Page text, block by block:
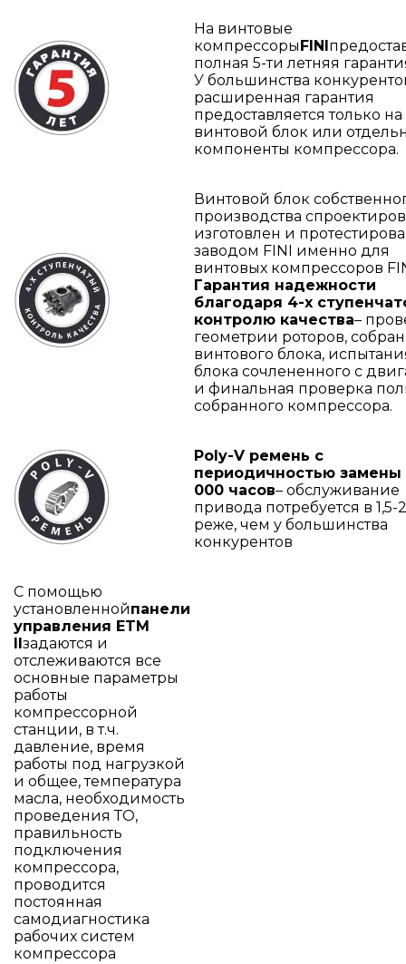
На винтовые
компрессорыFINI
полная 5-ти летняя
У большинства
расширенная гарантия
предоставляется только на
винтовой блок или
компоненты компрессора.
Винтовой блок
производства
изготовлен и
заводом FINI именно для
винтовых компрессоров
Гарантия надежности
благодаря 4-х
контролю качества–
геометрии роторов,
винтового блока,
блока сочлененного с
и финальная проверка
собранного компрессора.
Poly-V ремень с
периодичностью замены
000 часов– обслуживание
привода потребуется в 1,5-
реже, чем у большинства
конкурентов
С помощью
установленнойпанели
управления ETM
IIзадаются и
отслеживаются все
основные параметры
работы
компрессорной
станции, в т.ч.
давление, время
работы под нагрузкой
и общее, температура
масла, необходимость
проведения ТО,
правильность
подключения
компрессора,
проводится
постоянная
самодиагностика
рабочих систем
компрессора